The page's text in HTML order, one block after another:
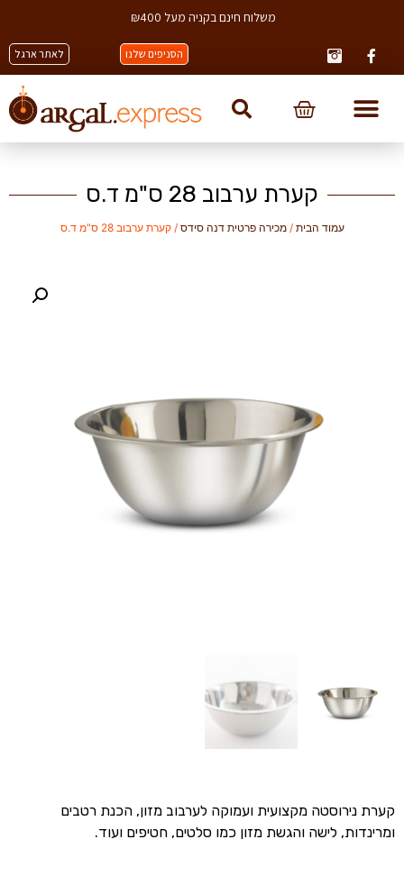
משלוח חינם בקניה מעל ₪400
הסניפים שלנו לאתר ארגל
קערת ערבוב 28 ס"מ ד.ס
עמוד הבית /מכירה פרטית דנה סידס / קערת ערבוב 28 ס"מ ד.ס
קערת נירוסטה מקצועית ועמוקה לערבוב מזון, הכנת רטבים
ומרינדות, לישה והגשת מזון כמו סלטים, חטיפים ועוד.